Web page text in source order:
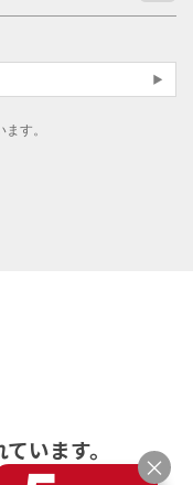
す。
います。
×